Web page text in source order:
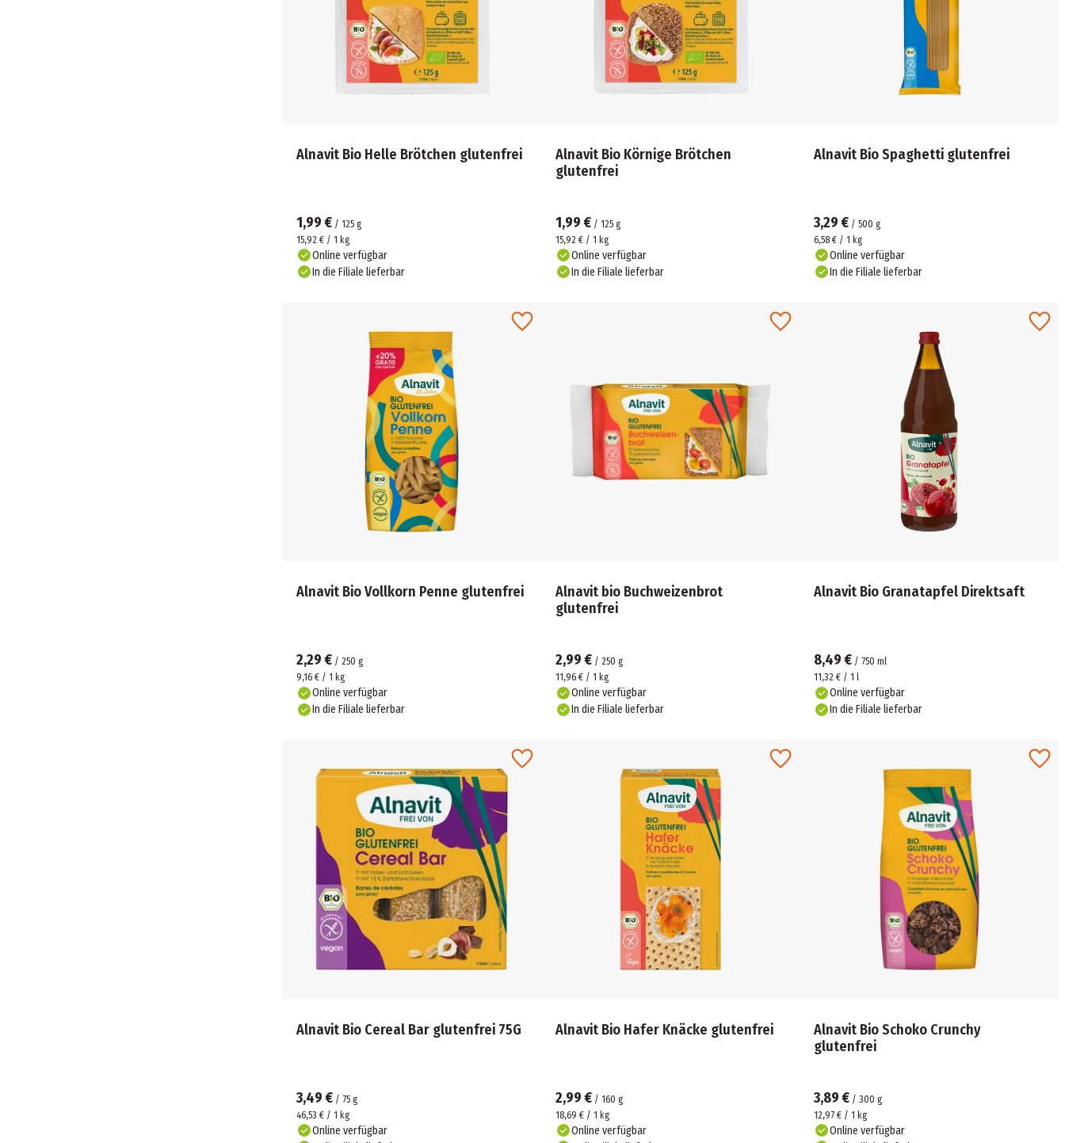
Alnavit Bio Helle Brötchen glutenfrei
1,99 € / 125 g
15,92 € / 1 kg
Online verfügbar
In die Filiale lieferbar
Alnavit Bio Körnige Brötchen
glutenfrei
1,99 €/ 125 g
15,92 € / 1 kg
Online verfügbar
In die Filiale lieferbar
Alnavit Bio Spaghetti glutenfrei
3,29 € /500 g
6,58 € / 1 kg
Online verfügbar
In die Filiale lieferbar
Alnavit Bio Vollkorn Penne glutenfrei
2,29 € / 250 g
9,16 € / 1 kg
Online verfügbar
In die Filiale lieferbar
Alnavit bio Buchweizenbrot
glutenfrei
2,99 €/ 250 g
11,96 € / 1 kg
Online verfügbar
In die Filiale lieferbar
Alnavit Bio Granatapfel Direktsaft
8,49 € /750 ml
11,32 € / 1 l
Online verfügbar
In die Filiale lieferbar
Alnavit Bio Cereal Bar glutenfrei 75G
3,49 € / 75 g
46,53 € / 1 kg
Online verfügbar
Alnavit Bio Hafer Knäcke glutenfrei
2,99 €/ 160 g
18,69 € / 1 kg
Online verfügbar
Alnavit Bio Schoko Crunchy
glutenfrei
3,89 € /300 g
12,97 € / 1 kg
Online verfügbar